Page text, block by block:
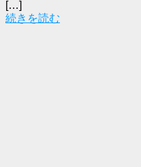
[…]
続きを読む